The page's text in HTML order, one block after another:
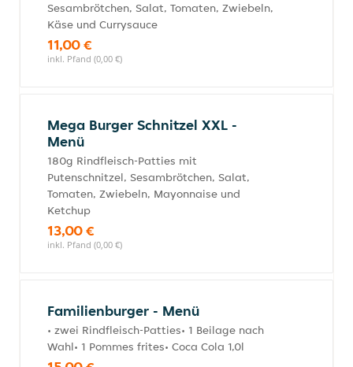
Sesambrötchen, Salat, Tomaten, Zwiebeln,
Käse und Currysauce
11,00 €
inkl. Pfand (0,00 €)
Mega Burger Schnitzel XXL -
Menü
180g Rindfleisch-Patties mit
Putenschnitzel, Sesambrötchen, Salat,
Tomaten, Zwiebeln, Mayonnaise und
Ketchup
13,00 €
inkl. Pfand (0,00 €)
Familienburger - Menü
• zwei Rindfleisch-Patties• 1 Beilage nach
Wahl• 1 Pommes frites• Coca Cola 1,0l